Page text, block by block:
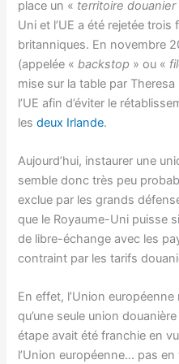
place un « territoire douanier
Uni et l’UE a été rejetée
britanniques. En novembre
(appelée « backstop » ou «
mise sur la table par
l’UE afin d’éviter le
lesdeux Irlande.
Aujourd’hui, instaurer une
semble donc très peu
exclue par les grands
que le Royaume-Uni puisse
de libre-échange avec les
contraint par les tarifs
En effet, l’Union européenne
qu’une seule union
étape avait été franchie en
l’Union européenne… pas en